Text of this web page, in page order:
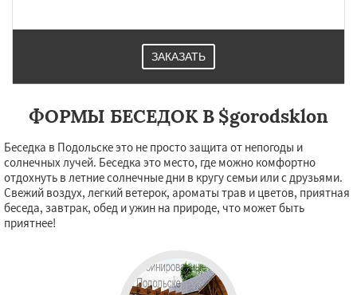
Серпухов Солнечногорск Купавна
Фрязино Химки
Чехов
Шатура
Белоомут
Бобров Богородское
Большие Вяземы Быково Вербилки
Запрудная Заречье Зеленоградск
Измайлово Икша
ЗАКАЗАТЬ
ФОРМЫ БЕСЕДОК В $gorodsklon
Беседка в Подольске это не просто защита от непогоды и
солнечных лучей. Беседка это место, где можно комфортно
отдохнуть в летние солнечные дни в кругу семьи или с друзьями.
Свежий воздух, легкий ветерок, ароматы трав и цветов, приятная
беседа, завтрак, обед и ужин на природе, что может быть
приятнее!